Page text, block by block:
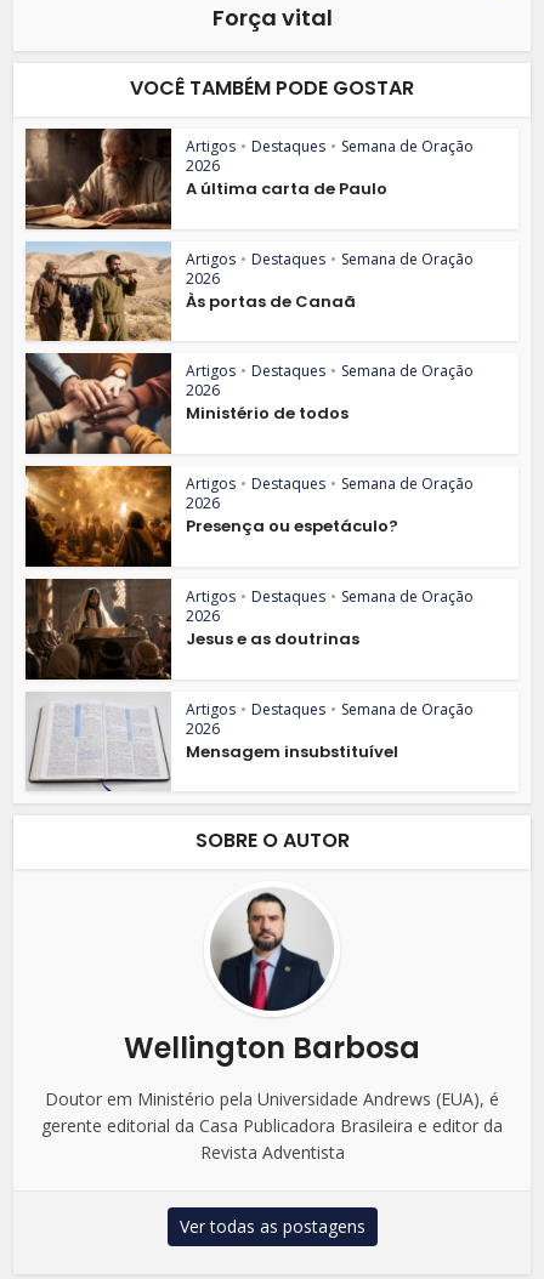
Força vital
VOCÊ TAMBÉM PODE GOSTAR
Artigos • Destaques • Semana de Oração
2026
A última carta de Paulo
Artigos • Destaques • Semana de Oração
2026
Às portas de Canaã
Artigos • Destaques • Semana de Oração
2026
Ministério de todos
Artigos • Destaques • Semana de Oração
2026
Presença ou espetáculo?
Artigos • Destaques • Semana de Oração
2026
Jesus e as doutrinas
Artigos • Destaques • Semana de Oração
2026
Mensagem insubstituível
SOBRE O AUTOR
Wellington Barbosa
Doutor em Ministério pela Universidade Andrews (EUA), é
gerente editorial da Casa Publicadora Brasileira e editor da
Revista Adventista
Ver todas as postagens